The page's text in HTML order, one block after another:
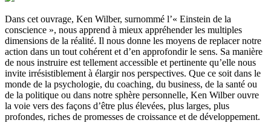
Dans cet ouvrage, Ken Wilber, surnommé l’« Einstein de la
conscience », nous apprend à mieux appréhender les multiples
dimensions de la réalité. Il nous donne les moyens de replacer notre
action dans un tout cohérent et d’en approfondir le sens. Sa manière
de nous instruire est tellement accessible et pertinente qu’elle nous
invite irrésistiblement à élargir nos perspectives. Que ce soit dans le
monde de la psychologie, du coaching, du business, de la santé ou
de la politique ou dans notre sphère personnelle, Ken Wilber ouvre
la voie vers des façons d’être plus élevées, plus larges, plus
profondes, riches de promesses de croissance et de développement.